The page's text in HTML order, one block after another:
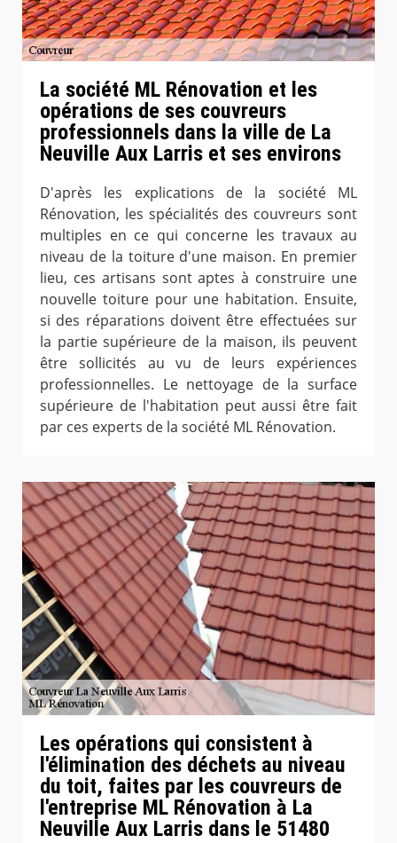
La société ML Rénovation et les
opérations de ses couvreurs
professionnels dans la ville de La
Neuville Aux Larris et ses environs
D'après les explications de la société ML
Rénovation, les spécialités des couvreurs sont
multiples en ce qui concerne les travaux au
niveau de la toiture d'une maison. En premier
lieu, ces artisans sont aptes à construire une
nouvelle toiture pour une habitation. Ensuite,
si des réparations doivent être effectuées sur
la partie supérieure de la maison, ils peuvent
être sollicités au vu de leurs expériences
professionnelles. Le nettoyage de la surface
supérieure de l'habitation peut aussi être fait
par ces experts de la société ML Rénovation.
Les opérations qui consistent à
l'élimination des déchets au niveau
du toit, faites par les couvreurs de
l'entreprise ML Rénovation à La
Neuville Aux Larris dans le 51480